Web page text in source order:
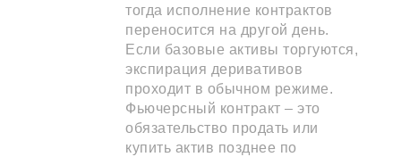
тогда исполнение контрактов
переносится на другой день.
Если базовые активы торгуются,
экспирация деривативов
проходит в обычном режиме.
Фьючерсный контракт – это
обязательство продать или
купить актив позднее по